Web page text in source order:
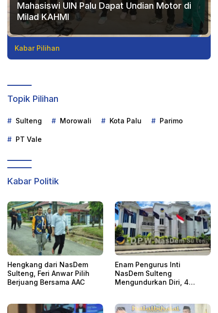
Mahasiswi UIN Palu Dapat Undian Motor di
Milad KAHMI
Kabar Pilihan
Topik Pilihan
Sulteng Morowali Kota Palu Parimo
PT Vale
Kabar Politik
Hengkang dari NasDem
Sulteng, Feri Anwar Pilih
Berjuang Bersama AAC
Enam Pengurus Inti
NasDem Sulteng
Mengundurkan Diri, 4